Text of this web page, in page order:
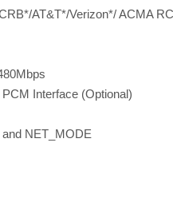
AT&T*/Verizon*/ ACMA
Interface (Optional)
NET_MODE